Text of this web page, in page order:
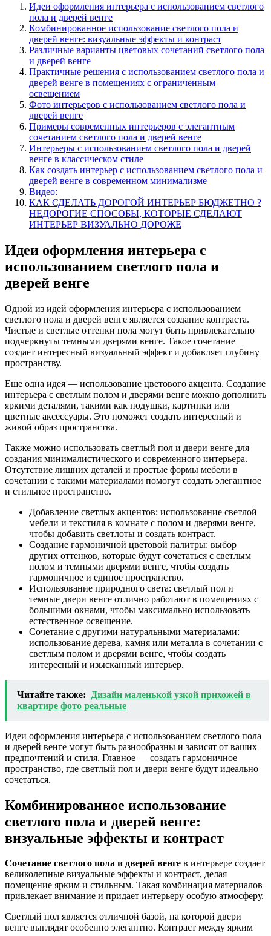
Идеи оформления интерьера с использованием светлого
пола и дверей венге
Комбинированное использование светлого пола и
дверей венге: визуальные эффекты и контраст
Различные варианты цветовых сочетаний светлого пола
и дверей венге
Практичные решения с использованием светлого пола и
дверей венге в помещениях с ограниченным
освещением
Фото интерьеров с использованием светлого пола и
дверей венге
Примеры современных интерьеров с элегантным
сочетанием светлого пола и дверей венге
Интерьеры с использованием светлого пола и дверей
венге в классическом стиле
Как создать интерьер с использованием светлого пола и
дверей венге в современном минимализме
Видео:
КАК СДЕЛАТЬ ДОРОГОЙ ИНТЕРЬЕР БЮДЖЕТНО ?
НЕДОРОГИЕ СПОСОБЫ, КОТОРЫЕ СДЕЛАЮТ
ИНТЕРЬЕР ВИЗУАЛЬНО ДОРОЖЕ
Идеи оформления интерьера с
использованием светлого пола и
дверей венге
Одной из идей оформления интерьера с использованием
светлого пола и дверей венге является создание контраста.
Чистые и светлые оттенки пола могут быть привлекательно
подчеркнуты темными дверями венге. Такое сочетание
создает интересный визуальный эффект и добавляет глубину
пространству.
Еще одна идея — использование цветового акцента. Создание
интерьера с светлым полом и дверями венге можно дополнить
яркими деталями, такими как подушки, картинки или
цветные аксессуары. Это поможет создать интересный и
живой образ пространства.
Также можно использовать светлый пол и двери венге для
создания минималистического и современного интерьера.
Отсутствие лишних деталей и простые формы мебели в
сочетании с такими материалами помогут создать элегантное
и стильное пространство.
Добавление светлых акцентов: использование светлой
мебели и текстиля в комнате с полом и дверями венге,
чтобы добавить светлоты и создать контраст.
Создание гармоничной цветовой палитры: выбор
других оттенков, которые будут сочетаться с светлым
полом и темными дверями венге, чтобы создать
гармоничное и единое пространство.
Использование природного света: светлый пол и
темные двери венге отлично работают в помещениях с
большими окнами, чтобы максимально использовать
естественное освещение.
Сочетание с другими натуральными материалами:
использование дерева, камня или металла в сочетании с
светлым полом и дверями венге, чтобы создать
интересный и изысканный интерьер.
Читайте также:
Дизайн маленькой узкой прихожей в
квартире фото реальные
Идеи оформления интерьера с использованием светлого пола
и дверей венге могут быть разнообразны и зависят от ваших
предпочтений и стиля. Главное — создать гармоничное
пространство, где светлый пол и двери венге будут идеально
сочетаться.
Комбинированное использование
светлого пола и дверей венге:
визуальные эффекты и контраст
Сочетание светлого пола и дверей венге в интерьере создает
великолепные визуальные эффекты и контраст, делая
помещение ярким и стильным. Такая комбинация материалов
привлекает внимание и придает интерьеру особую атмосферу.
Светлый пол является отличной базой, на которой двери
венге выглядят особенно элегантно. Контраст между ярким